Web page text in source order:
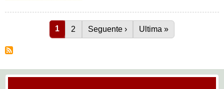
Pagination
Current page
1 Page
2 Next page
Seguente › Last page
Ultima »